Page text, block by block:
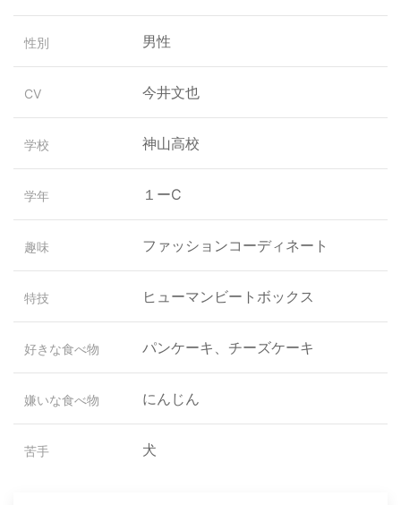
性別 男性
CV 今井文也
学校 神山高校
学年 １ーC
趣味 ファッションコーディネート
特技 ヒューマンビートボックス
好きな食べ物 パンケーキ、チーズケーキ
嫌いな食べ物 にんじん
苦手 犬